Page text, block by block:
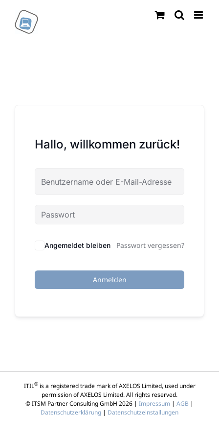
Inhalt
springen
Hallo, willkommen zurück!
Angemeldet bleiben Passwort vergessen?
Anmelden
ITIL®is a registered trade mark of AXELOS Limited, used under
permission of AXELOS Limited. All rights reserved.
© ITSM Partner Consulting GmbH 2026 | Impressum | AGB |
Datenschutzerklärung | Datenschutzeinstallungen